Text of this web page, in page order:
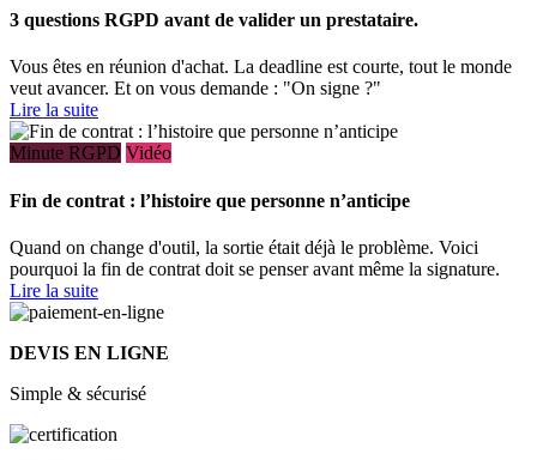
3 questions RGPD avant de valider un prestataire.
Vous êtes en réunion d'achat. La deadline est courte, tout le monde
veut avancer. Et on vous demande : "On signe ?"
Lire la suite
Minute RGPD Vidéo
Fin de contrat : l’histoire que personne n’anticipe
Quand on change d'outil, la sortie était déjà le problème. Voici
pourquoi la fin de contrat doit se penser avant même la signature.
Lire la suite
DEVIS EN LIGNE
Simple & sécurisé